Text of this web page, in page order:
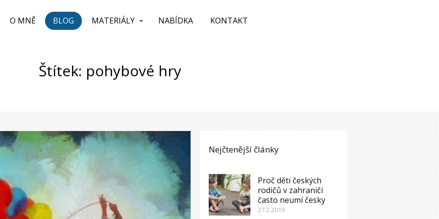
O MNĚ BLOG MATERIÁLY NABÍDKA KONTAKT
Štítek: pohybové hry
Nejčtenější články
Proč děti českých
rodičů v zahraničí
často neumí česky
27.2.2019